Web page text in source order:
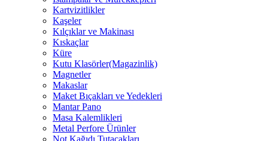
Kartvizitlikler
Kaşeler
Kılçıklar ve Makinası
Kıskaçlar
Küre
Kutu Klasörler(Magazinlik)
Magnetler
Makaslar
Maket Bıçakları ve Yedekleri
Mantar Pano
Masa Kalemlikleri
Metal Perfore Ürünler
Not Kağıdı Tutacakları